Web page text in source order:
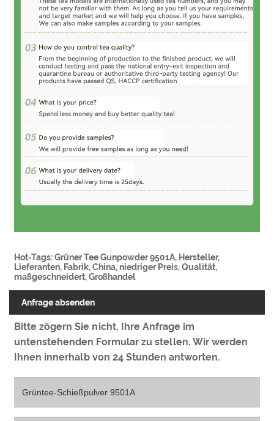
Hot-Tags: Grüner Tee Gunpowder 9501A, Hersteller,
Lieferanten, Fabrik, China, niedriger Preis, Qualität,
maßgeschneidert, Großhandel
Anfrage absenden
Bitte zögern Sie nicht, Ihre Anfrage im
untenstehenden Formular zu stellen. Wir werden
Ihnen innerhalb von 24 Stunden antworten.